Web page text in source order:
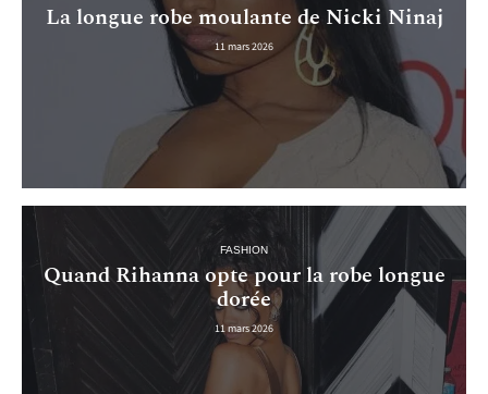
La longue robe moulante de Nicki Ninaj
11 mars 2026
FASHION
Quand Rihanna opte pour la robe longue
dorée
11 mars 2026